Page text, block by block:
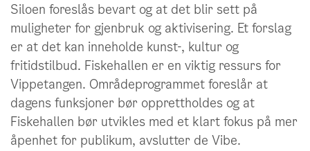
Siloen foreslås bevart og at det blir sett på
muligheter for gjenbruk og aktivisering. Et forslag
er at det kan inneholde kunst-, kultur og
fritidstilbud. Fiskehallen er en viktig ressurs for
Vippetangen. Områdeprogrammet foreslår at
dagens funksjoner bør opprettholdes og at
Fiskehallen bør utvikles med et klart fokus på mer
åpenhet for publikum, avslutter de Vibe.